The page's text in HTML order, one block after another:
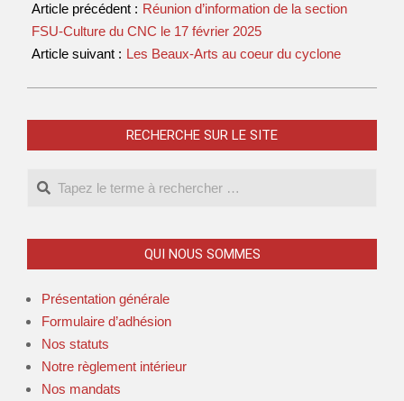
Article précédent : Réunion d’information de la section
FSU-Culture du CNC le 17 février 2025
Article suivant : Les Beaux-Arts au coeur du cyclone
RECHERCHE SUR LE SITE
QUI NOUS SOMMES
Présentation générale
Formulaire d’adhésion
Nos statuts
Notre règlement intérieur
Nos mandats